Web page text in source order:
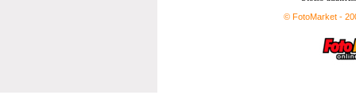
© FotoMarket -